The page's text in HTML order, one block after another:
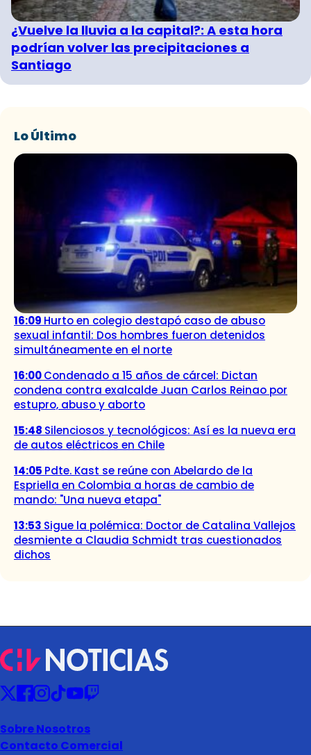
¿Vuelve la lluvia a la capital?: A esta hora
podrían volver las precipitaciones a
Santiago
Lo Último
16:09 Hurto en colegio destapó caso de abuso
sexual infantil: Dos hombres fueron detenidos
simultáneamente en el norte
16:00Condenado a 15 años de cárcel: Dictan
condena contra exalcalde Juan Carlos Reinao por
estupro, abuso y aborto
15:48 Silenciosos y tecnológicos: Así es la nueva era
de autos eléctricos en Chile
14:05 Pdte. Kast se reúne con Abelardo de la
Espriella en Colombia a horas de cambio de
mando: "Una nueva etapa"
13:53 Sigue la polémica: Doctor de Catalina Vallejos
desmiente a Claudia Schmidt tras cuestionados
dichos
Sobre Nosotros
Contacto Comercial